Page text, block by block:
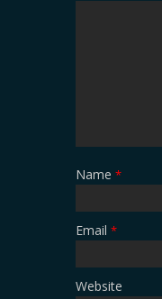
Name *
Email *
Website